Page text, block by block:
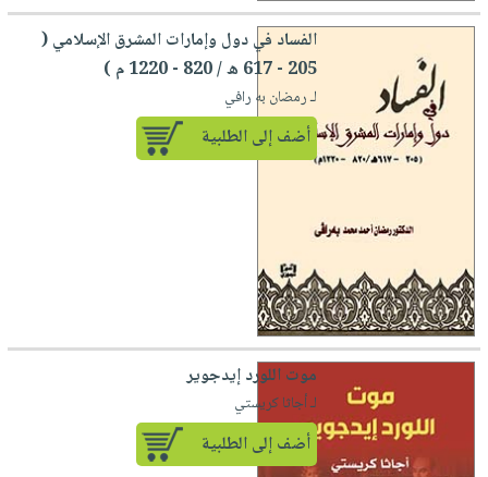
الفساد في دول وإمارات المشرق الإسلامي (
205 - 617 ه / 820 - 1220 م )
لـ رمضان به رافي
أضف إلى الطلبية
موت اللورد إيدجوير
لـ أجاثا كريستي
أضف إلى الطلبية